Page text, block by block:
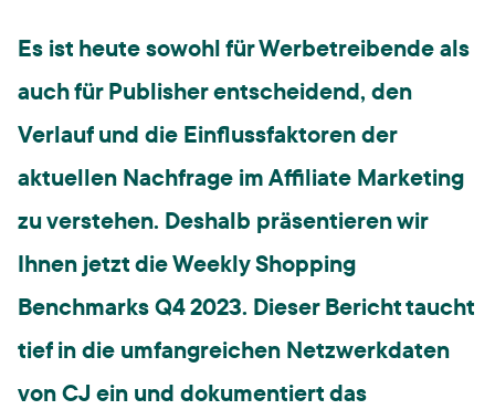
Es ist heute sowohl für Werbetreibende als
auch für Publisher entscheidend, den
Verlauf und die Einflussfaktoren der
aktuellen Nachfrage im Affiliate Marketing
zu verstehen. Deshalb präsentieren wir
Ihnen jetzt die Weekly Shopping
Benchmarks Q4 2023. Dieser Bericht taucht
tief in die umfangreichen Netzwerkdaten
von CJ ein und dokumentiert das